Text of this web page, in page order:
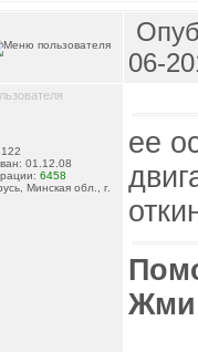
06-
01.12.08
6458
Минская обл., г.
ее
Жми